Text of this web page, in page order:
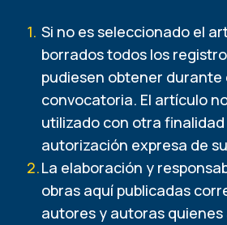
Si no es seleccionado el
borrados todos los
pudiesen obtener durante
convocatoria. El artículo
utilizado con otra finalidad
autorización expresa de
La elaboración y
obras aquí publicadas
autores y autoras